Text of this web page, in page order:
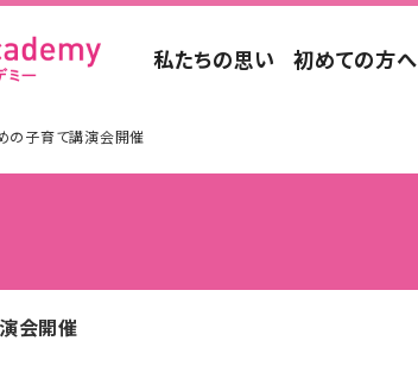
私たちの思い 初めての方へ
子育て講演会開催
会開催